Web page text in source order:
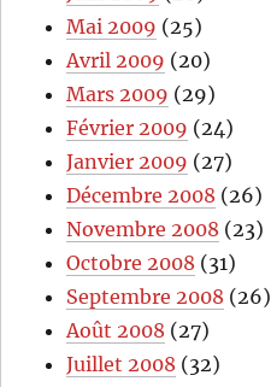
Mai 2009 (25)
Avril 2009 (20)
Mars 2009 (29)
Février 2009 (24)
Janvier 2009 (27)
Décembre 2008 (26)
Novembre 2008 (23)
Octobre 2008 (31)
Septembre 2008 (26)
Août 2008 (27)
Juillet 2008 (32)